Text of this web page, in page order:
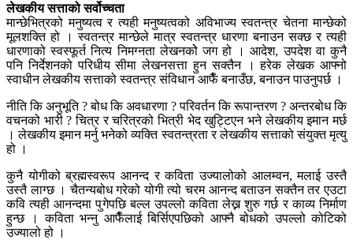
लेखकीय सत्ताको सर्वोच्चता
मान्छेभित्रको मनुष्यत्व र त्यही मनुष्यत्वको अविभाज्य स्वतन्त्र चेतना मान्छेको
मूलशक्ति हो । स्वतन्त्र मान्छेले मात्र स्वतन्त्र धारणा बनाउन सक्छ र त्यही
धारणाको स्वस्फूर्त नित्य निमग्नता लेखनकोे जग हो । आदेश, उपदेश वा कुनै
पनि निर्देशनको परिधीय सीमा लेखनसत्ता हुन सक्तैन । हरेक लेखक आफ्नो
स्वाधीन लेखकीय सत्ताको स्वतन्त्र संविधान आफैँ बनाउँछ, बनाउन पाउनुपर्छ ।
नीति कि अनुभूति ? बोध कि अवधारणा ? परिवर्तन कि रूपान्तरण ? अन्तरबोध कि
वचनको भारी ? चित्र र चरित्रको भित्री भेद खुट्टिएन भने लेखकीय इमान मर्छ
। लेखकीय इमान मर्नु भनेको व्यक्ति स्वतन्त्रता र लेखकीय सत्ताको संयुक्त मृत्यु
हो ।
कुनै योगीको ब्रह्मस्वरूप आनन्द र कविता उज्यालोको आलम्वन, मलाई उस्तै
उस्तै लाग्छ । चैतन्यबोध गरेको योगी त्यो चरम आनन्द बताउन सक्तैन तर एउटा
कवि त्यही आनन्दमा पुगेपछि बल्ल उपल्लो कविता लेख्न शुरु गर्छ र काव्य निर्माण
हुन्छ । कविता भन्नु आफैँलाई बिर्सिएपछिको आफ्नै बोधको उपल्लो कोटिको
उज्यालो हो ।